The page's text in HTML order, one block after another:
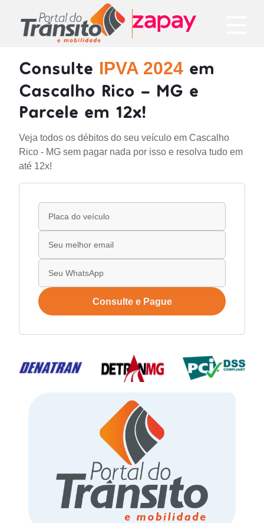
Consulte IPVA 2024 em
Cascalho Rico - MG e
Parcele em 12x!
Veja todos os débitos do seu veículo em Cascalho
Rico - MG sem pagar nada por isso e resolva tudo em
até 12x!
Consulte e Pague